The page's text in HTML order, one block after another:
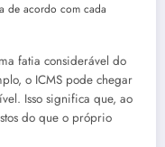
de acordo com cada
fatia considerável do
o ICMS pode chegar
Isso significa que, ao
do que o próprio